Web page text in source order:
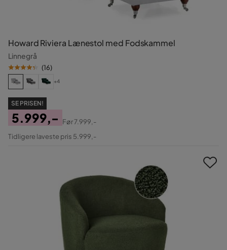
Howard Riviera Lænestol med Fodskammel
Linnegrå
(16)
+4
SE PRISEN!
Pris
5.999,-
Original
Før7.999,-
Tidligere laveste pris 5.999,-